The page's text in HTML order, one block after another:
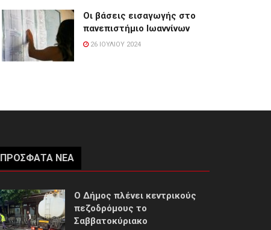
Οι βάσεις εισαγωγής στο
πανεπιστήμιο Ιωαννίνων
26 ΙΟΥΛΊΟΥ 2024
ΠΡΌΣΦΑΤΑ ΝΈΑ
Ο Δήμος πλένει κεντρικούς
πεζοδρόμους το
Σαββατοκύριακο